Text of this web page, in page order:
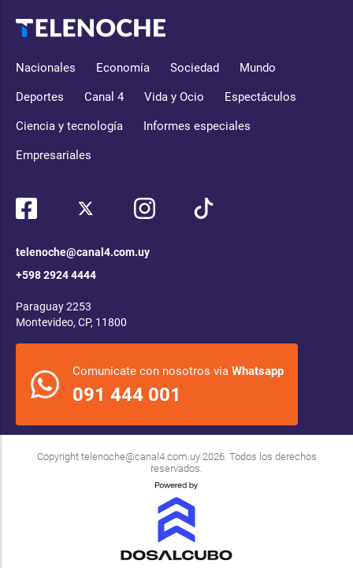
Nacionales Economía Sociedad Mundo
Deportes Canal 4 Vida y Ocio Espectáculos
Ciencia y tecnología Informes especiales
Empresariales
telenoche@canal4.com.uy
+598 2924 4444
Paraguay 2253
Montevideo, CP, 11800
Comunicate con nosotros via Whatsapp
091 444 001
Copyright telenoche@canal4.com.uy2026. Todos los derechos
reservados.